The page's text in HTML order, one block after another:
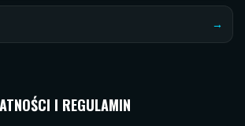
I REGULAMIN